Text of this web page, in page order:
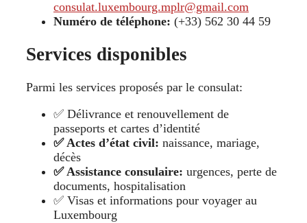
consulat.luxembourg.mplr@gmail.com
Numéro de téléphone: (+33) 562 30 44 59
Services disponibles
Parmi les services proposés par le consulat:
✅ Délivrance et renouvellement de
passeports et cartes d’identité
✅ Actes d’état civil: naissance, mariage,
décès
✅ Assistance consulaire: urgences, perte de
documents, hospitalisation
✅ Visas et informations pour voyager au
Luxembourg